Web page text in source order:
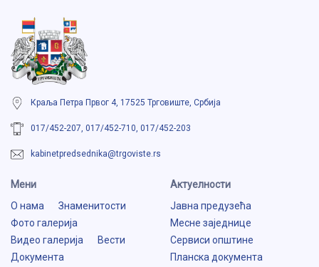
Краља Петра Првог 4, 17525 Трговиште, Србија
017/452-207, 017/452-710, 017/452-203
kabinetpredsednika@trgoviste.rs
Мени
О нама
Знаменитости
Фото галерија
Видео галерија
Вести
Документа
Aктуелности
Јавна предузећа
Месне заједнице
Сервиси општине
Планска документа